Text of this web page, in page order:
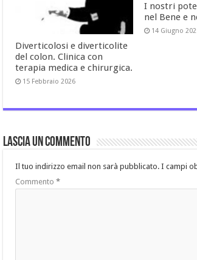
Diverticolosi e diverticolite
del colon. Clinica con
terapia medica e chirurgica.
15 Febbraio 2026
I nostri
nel Bene e
14 Giugno
Lascia un commento
Il tuo indirizzo email non sarà pubblicato. I campi
Commento *